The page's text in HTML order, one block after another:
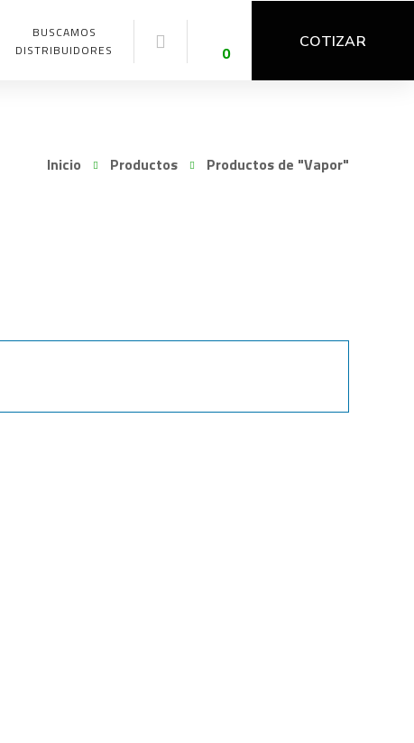
COTIZAR
0
BUSCAMOS
DISTRIBUIDORES
Inicio Productos Productos de "Vapor"